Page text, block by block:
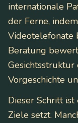
internationale
der Ferne,
Videotelefonate
Beratung
Gesichtsstruktur
Vorgeschichte
Dieser Schritt ist
Ziele setzt.